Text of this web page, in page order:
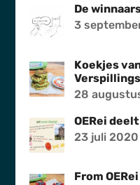
De
3
Koekjes
28
OERei
23 juli 2020
From